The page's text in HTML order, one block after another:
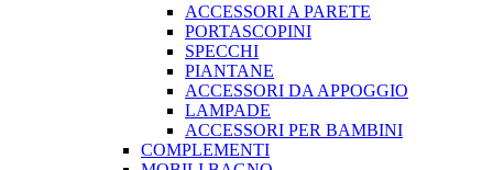
ACCESSORI A PARETE
PORTASCOPINI
SPECCHI
PIANTANE
ACCESSORI DA APPOGGIO
LAMPADE
ACCESSORI PER BAMBINI
COMPLEMENTI